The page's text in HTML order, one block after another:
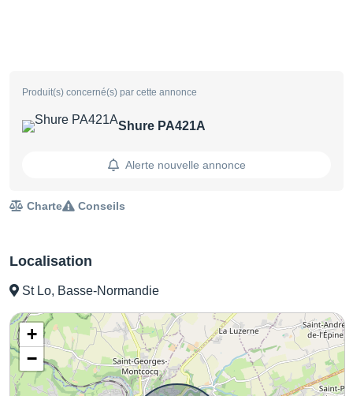
Localisation
St Lo, Basse-Normandie
+
−
Produit(s) concerné(s) par cette annonce
Shure PA421A
Alerte nouvelle annonce
Charte Conseils